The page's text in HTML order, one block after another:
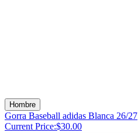
Hombre
Gorra Baseball adidas Blanca 26/27
Current Price:$30.00